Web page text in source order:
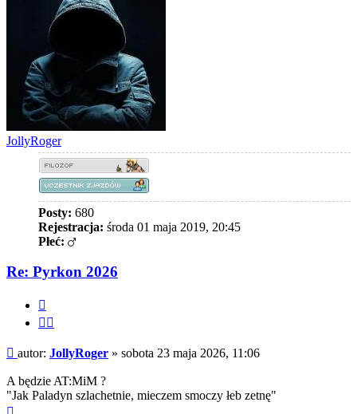
JollyRoger
Posty: 680
Rejestracja: środa 01 maja 2019, 20:45
Płeć:
Re: Pyrkon 2026
Post
autor: JollyRoger » sobota 23 maja 2026, 11:06
A będzie AT:MiM ?
"Jak Paladyn szlachetnie, mieczem smoczy łeb zetnę"